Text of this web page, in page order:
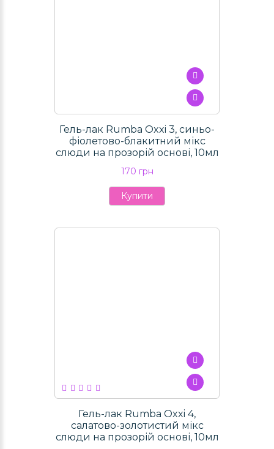
Гель-лак Rumba Oxxi 3, синьо-
фіолетово-блакитний мікс
слюди на прозорій основі, 10мл
170 грн
Купити
Гель-лак Rumba Oxxi 4,
салатово-золотистий мікс
слюди на прозорій основі, 10мл